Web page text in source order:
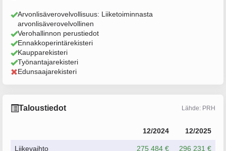
Arvonlisäverovelvollisuus: Liiketoiminnasta
arvonlisäverovelvollinen
Verohallinnon perustiedot
Ennakkoperintärekisteri
Kaupparekisteri
Työnantajarekisteri
Edunsaajarekisteri
Taloustiedot Lähde: PRH
12/2024 12/2025
Liikevaihto 275 484 € 296 231 €